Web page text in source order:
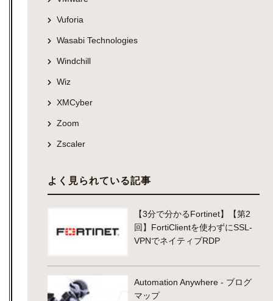
Vuforia
Wasabi Technologies
Windchill
Wiz
XMCyber
Zoom
Zscaler
よく見られている記事
【3分で分かるFortinet】【第2
回】FortiClientを使わずにSSL-
VPNでネイティブRDP
Automation Anywhere - ブログ
マップ